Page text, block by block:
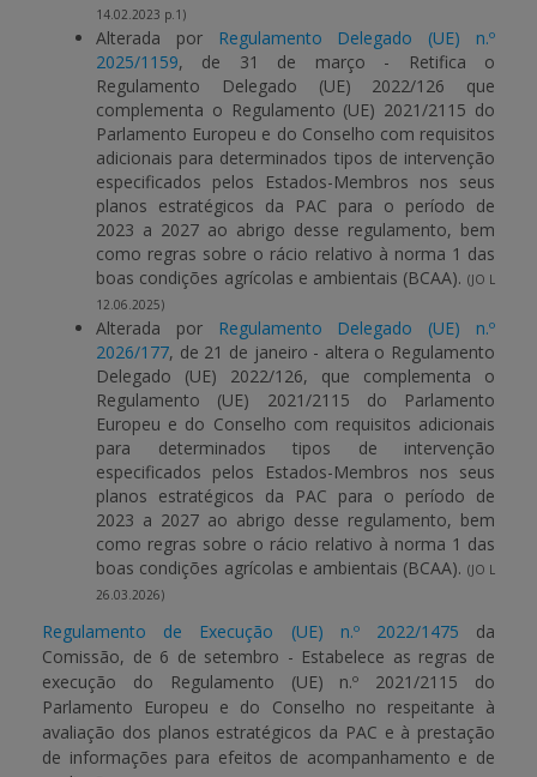
14.02.2023 p.1)
Alterada por
Regulamento Delegado (UE) n.º
2025/1159, de 31 de março - Retifica o
Regulamento Delegado (UE) 2022/126 que
complementa o Regulamento (UE) 2021/2115 do
Parlamento Europeu e do Conselho com requisitos
adicionais para determinados tipos de intervenção
especificados pelos Estados-Membros nos seus
planos estratégicos da PAC para o período de
2023 a 2027 ao abrigo desse regulamento, bem
como regras sobre o rácio relativo à norma 1 das
boas condições agrícolas e ambientais (BCAA). (JO L
12.06.2025)
Alterada por
Regulamento Delegado (UE) n.º
2026/177, de 21 de janeiro - altera o Regulamento
Delegado (UE) 2022/126, que complementa o
Regulamento (UE) 2021/2115 do Parlamento
Europeu e do Conselho com requisitos adicionais
para determinados tipos de intervenção
especificados pelos Estados-Membros nos seus
planos estratégicos da PAC para o período de
2023 a 2027 ao abrigo desse regulamento, bem
como regras sobre o rácio relativo à norma 1 das
boas condições agrícolas e ambientais (BCAA). (JO L
26.03.2026)
Regulamento de Execução (UE) n.º 2022/1475 da
Comissão, de 6 de setembro - Estabelece as regras de
execução do Regulamento (UE) n.º 2021/2115 do
Parlamento Europeu e do Conselho no respeitante à
avaliação dos planos estratégicos da PAC e à prestação
de informações para efeitos de acompanhamento e de